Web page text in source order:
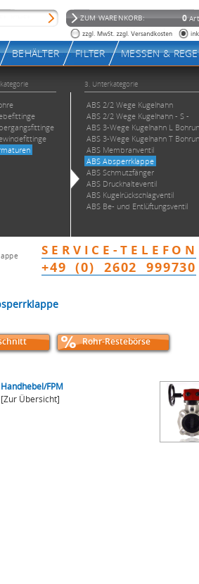
Rohr-Restebörse
Handhebel/FPM
[Zur Übersicht]